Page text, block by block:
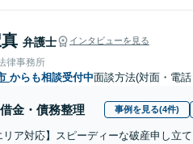
弁護士 インタビューを見る
律事務所
からも相談受付中面談方法(対面・電
借金・債務整理 事例を見る(4件)
リア対応】スピーディーな破産申し立